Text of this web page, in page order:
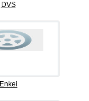
DVS
Enkei